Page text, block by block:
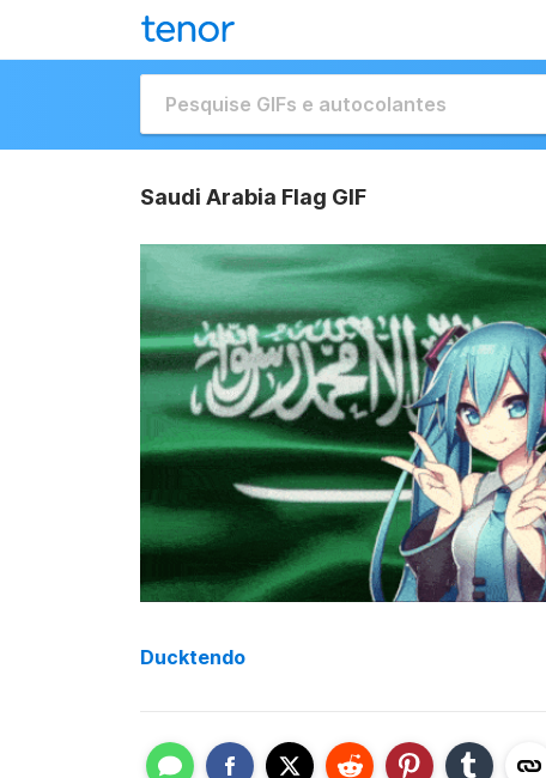
Saudi Arabia Flag GIF
Ducktendo